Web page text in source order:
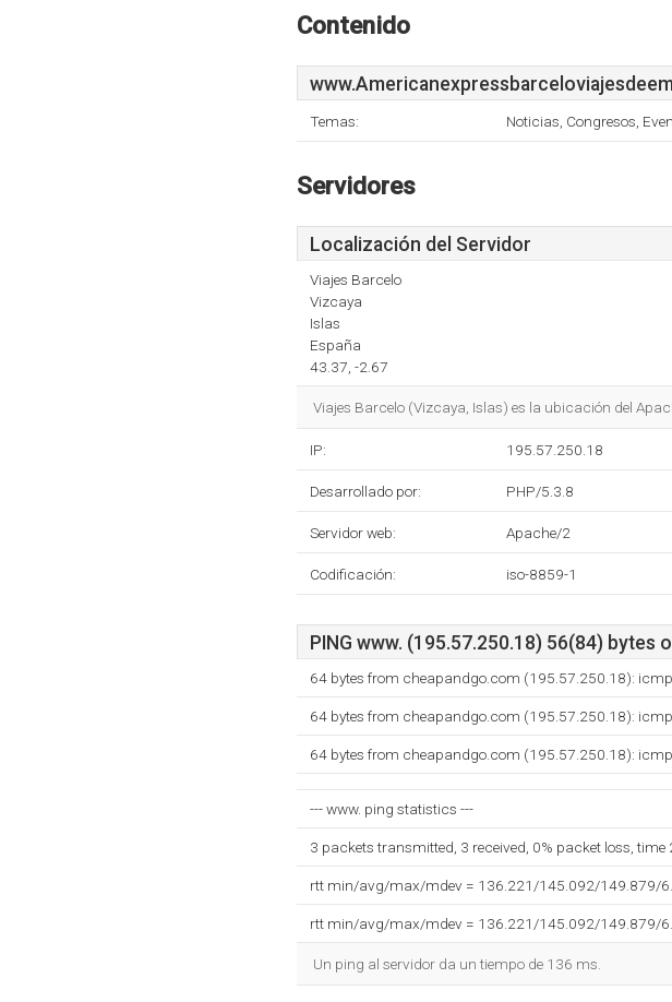
Contenido
Temas: Noticias, Congresos,
Servidores
Localización del Servidor
Viajes Barcelo
Vizcaya
Islas
España
43.37, -2.67
Viajes Barcelo (Vizcaya, Islas) es la ubicación del
IP: 195.57.250.18
Desarrollado por: PHP/5.3.8
Servidor web: Apache/2
Codificación: iso-8859-1
PING www. (195.57.250.18) 56(84) bytes
64 bytes from cheapandgo.com (195.57.250.18):
64 bytes from cheapandgo.com (195.57.250.18):
64 bytes from cheapandgo.com (195.57.250.18):
--- www. ping statistics ---
3 packets transmitted, 3 received, 0% packet loss,
rtt min/avg/max/mdev = 136.221/145.092/149.879/
rtt min/avg/max/mdev = 136.221/145.092/149.879/
Un ping al servidor da un tiempo de 136 ms.